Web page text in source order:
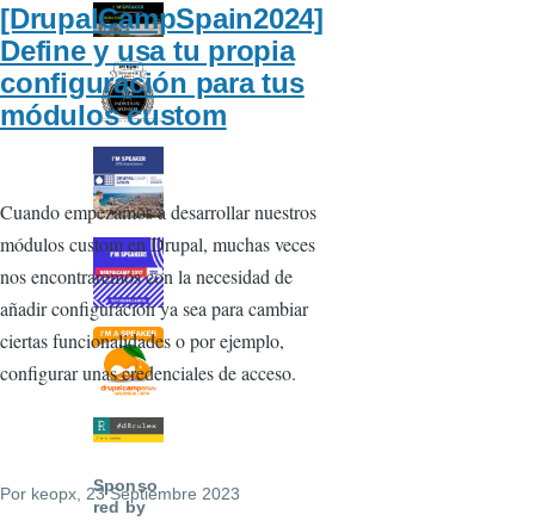
[DrupalCampSpain2024]
Define y usa tu propia
configuración para tus
módulos custom
Cuando empezamos a desarrollar nuestros
módulos custom en Drupal, muchas veces
nos encontraremos con la necesidad de
añadir configuración ya sea para cambiar
ciertas funcionalidades o por ejemplo,
configurar unas credenciales de acceso.
Por keopx , 23 Septiembre 2023
Sponso
red by